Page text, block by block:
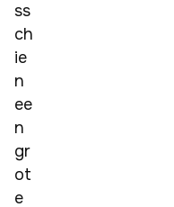
ss
ch
ie
n
ee
n
gr
ot
e